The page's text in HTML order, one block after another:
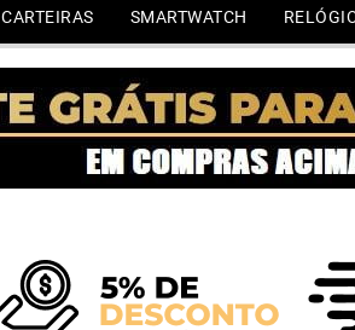
CARTEIRAS SMARTWATCH